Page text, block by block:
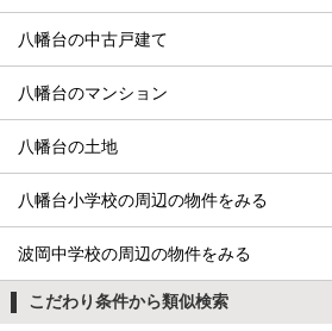
八幡台の中古戸建て
八幡台のマンション
八幡台の土地
八幡台小学校の周辺の物件をみる
波岡中学校の周辺の物件をみる
こだわり条件から類似検索